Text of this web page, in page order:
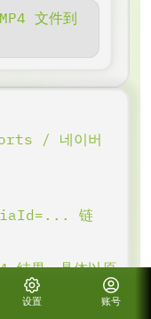
设置 账号
文件到
/ 네이버
链
结果，具体以原